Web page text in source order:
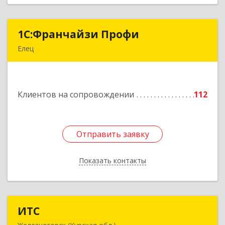
1С:Франчайзи Профи
Елец
Клиентов на сопровождении 112
Отправить заявку
Показать контакты
1С:Франчайзи Профи
Подробнее
Отправить заявку
Назад
ИТС